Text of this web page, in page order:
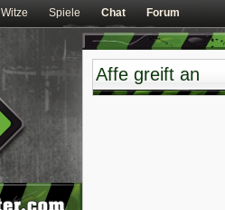
Witze Spiele Chat Forum
Affe greift an